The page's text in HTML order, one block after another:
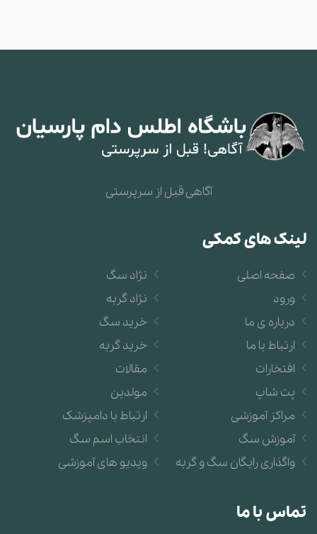
آگاهی قبل از سرپرستی
لینک های کمکی
نژاد سگ
نژاد گربه
خرید سگ
خرید گربه
مقالات
مولدین
ارتباط با دامپزشک
انتخاب اسم سگ
ویدیو های آموزشی
صفحه اصلی
ورود
درباره ی ما
ارتباط با ما
افتخارات
پت شاپ
مراکز آموزشی
آموزش سگ
واگذاری رایگان سگ و گربه
تماس با ما